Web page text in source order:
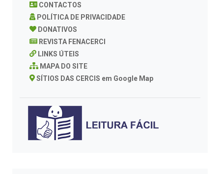
CONTACTOS
POLÍTICA DE PRIVACIDADE
DONATIVOS
REVISTA FENACERCI
LINKS ÚTEIS
MAPA DO SITE
SÍTIOS DAS CERCIS em Google Map